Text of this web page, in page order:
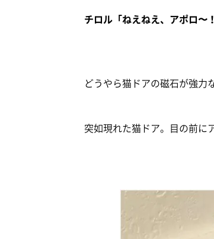
チロル「ねえねえ、アポロ
どうやら猫ドアの磁石が強力
突如現れた猫ドア。目の前に